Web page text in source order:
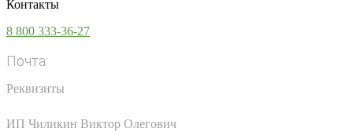
Контакты
8 800 333-36-27
Почта:
Реквизиты
ИП Чиликин Виктор Олегович